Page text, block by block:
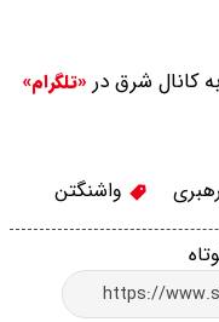
کانال شرق در «تلگرام»
واشنگتن